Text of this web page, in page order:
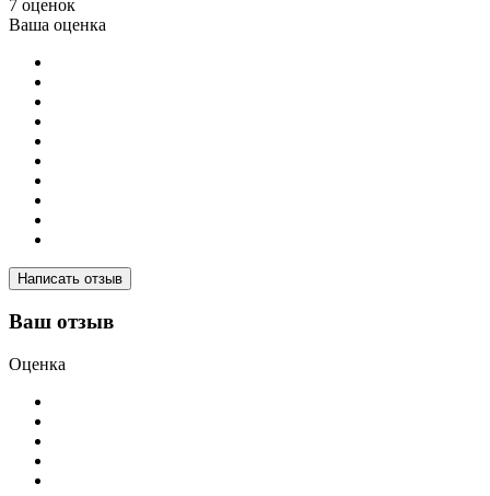
7 оценок
Ваша оценка
Написать отзыв
Ваш отзыв
Оценка